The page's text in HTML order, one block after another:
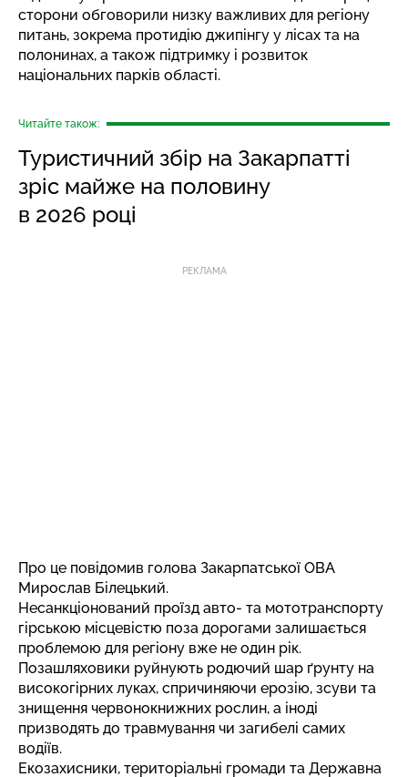
сторони обговорили низку важливих для регіону
питань, зокрема протидію джипінгу у лісах та на
полонинах, а також підтримку і розвиток
національних парків області.
Читайте також:
Туристичний збір на Закарпатті
зріс майже на половину
в 2026 році
РЕКЛАМА
Про це повідомив голова Закарпатської ОВА
Мирослав Білецький.
Несанкціонований проїзд авто- та мототранспорту
гірською місцевістю поза дорогами залишається
проблемою для регіону вже не один рік.
Позашляховики руйнують родючий шар ґрунту на
високогірних луках, спричиняючи ерозію, зсуви та
знищення червонокнижних рослин, а іноді
призводять до травмування чи загибелі самих
водіїв.
Екозахисники, територіальні громади та Державна